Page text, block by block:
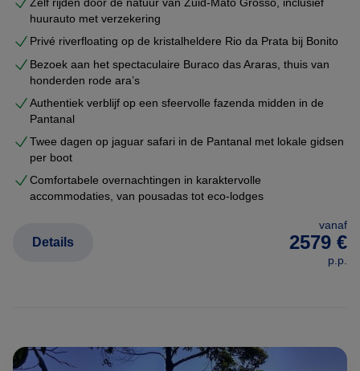
huurauto met verzekering
Privé riverfloating op de kristalheldere Rio da Prata bij Bonito
Bezoek aan het spectaculaire Buraco das Araras, thuis van
honderden rode ara’s
Authentiek verblijf op een sfeervolle fazenda midden in de
Pantanal
Twee dagen op jaguar safari in de Pantanal met lokale gidsen
per boot
Comfortabele overnachtingen in karaktervolle
accommodaties, van pousadas tot eco-lodges
vanaf
2579 €
p.p.
Details